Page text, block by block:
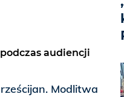
audiencji
Modlitwa